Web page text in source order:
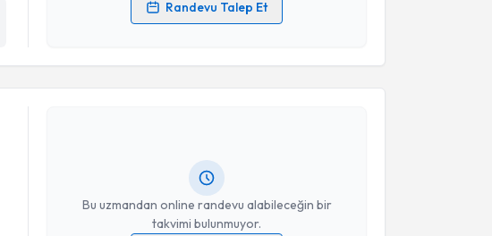
Randevu Talep Et
Kişisel verilerimin işlenmesine ilişkinAydınlatma Metni
işlenmesini kabul ediyorum.
Bu uzmandan online randevu alabileceğin bir
takvimi bulunmuyor.
Randevu Takvimi Talebi
Prof. Dr. Sabri Demircan